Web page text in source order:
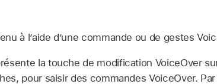
à l’aide d’une commande ou de gestes
la touche de modification VoiceOver
pour saisir des commandes VoiceOver.